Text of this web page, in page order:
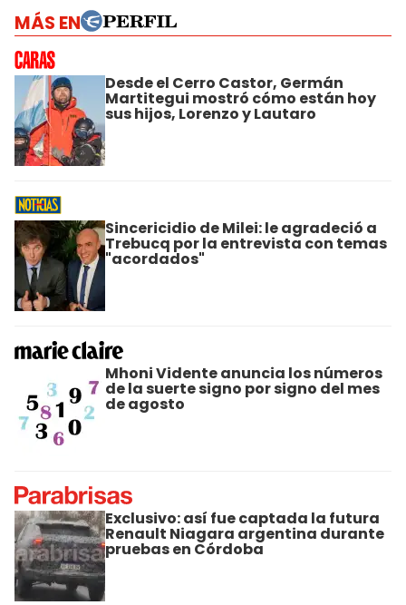
MÁS EN
Desde el Cerro Castor, Germán
Martitegui mostró cómo están hoy
sus hijos, Lorenzo y Lautaro
Sincericidio de Milei: le agradeció a
Trebucq por la entrevista con temas
"acordados"
Mhoni Vidente anuncia los números
de la suerte signo por signo del mes
de agosto
Exclusivo: así fue captada la futura
Renault Niagara argentina durante
pruebas en Córdoba